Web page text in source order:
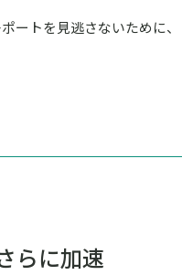
ートを見逃さないために、
らに加速